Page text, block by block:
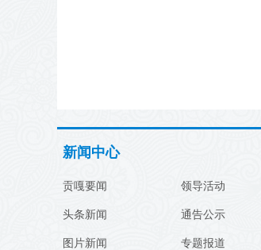
新闻中心
贡嘎要闻
头条新闻
图片新闻
领导活动
通告公示
专题报道